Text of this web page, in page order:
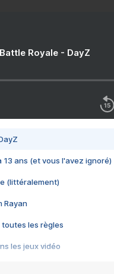
Royale - DayZ
13 ans (et vous l'avez ignoré)
(littéralement)
Rayan
toutes les règles
les jeux vidéo